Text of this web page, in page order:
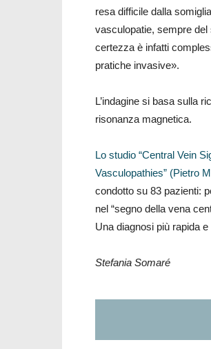
resa difficile dalla
vasculopatie, sempre
certezza è infatti
pratiche invasive».
L’indagine si basa sulla
risonanza magnetica.
Lo studio “Central Vein
Vasculopathies” (Pietro
condotto su 83 pazienti:
nel “segno della vena
Una diagnosi più rapida
Stefania Somaré